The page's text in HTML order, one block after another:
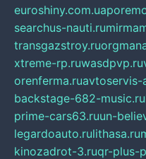
euroshiny.com.ua
searchus-nauti.ru
transgazstroy.ru
xtreme-rp.ruwasdpvp.ru
orenferma.ruavtoservis-
backstage-682-music.ru
prime-cars63.ruun-
legardoauto.rulithasa.ru
kinozadrot-3.ruqr-plus-